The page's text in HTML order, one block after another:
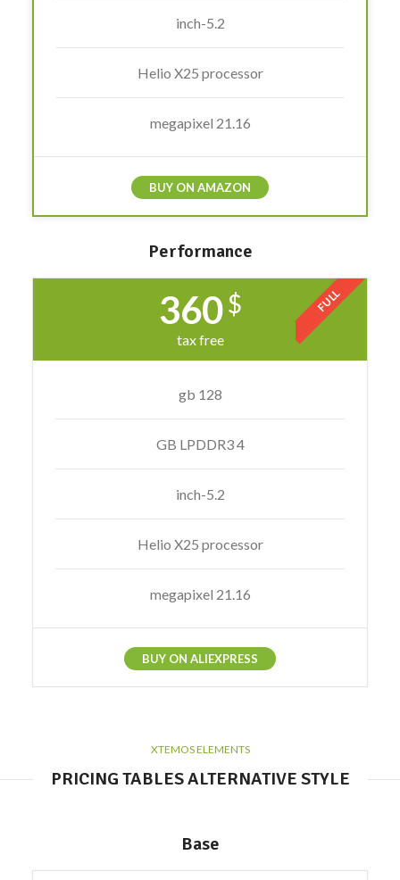
5.2-inch
Helio X25 processor
21.16 megapixel
BUY ON AMAZON
Performance
FULL
$
360
tax free
128 gb
4 GB LPDDR3
5.2-inch
Helio X25 processor
21.16 megapixel
BUY ON ALIEXPRESS
XTEMOS ELEMENTS
PRICING TABLES ALTERNATIVE STYLE
Base